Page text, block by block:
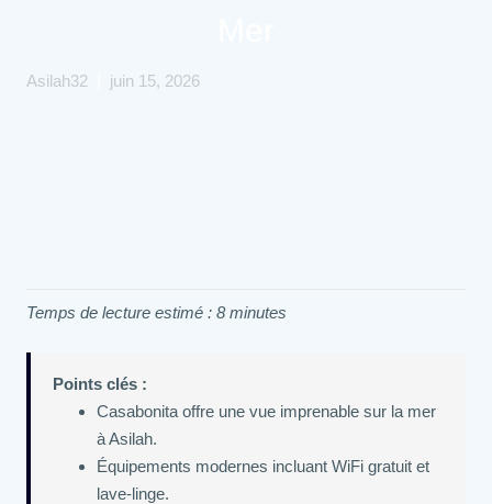
Asilah32 juin 15, 2026
Temps de lecture estimé : 8 minutes
Points clés :
Casabonita offre une vue imprenable sur la mer
à Asilah.
Équipements modernes incluant WiFi gratuit et
lave-linge.